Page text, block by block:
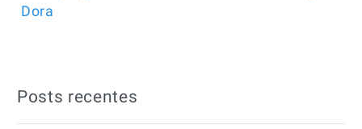
Dora
Posts recentes